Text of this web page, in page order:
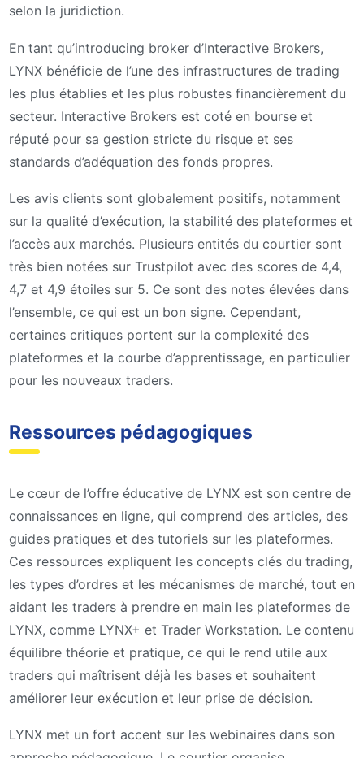
selon la juridiction.
En tant qu’introducing broker d’Interactive Brokers,
LYNX bénéficie de l’une des infrastructures de trading
les plus établies et les plus robustes financièrement du
secteur. Interactive Brokers est coté en bourse et
réputé pour sa gestion stricte du risque et ses
standards d’adéquation des fonds propres.
Les avis clients sont globalement positifs, notamment
sur la qualité d’exécution, la stabilité des plateformes et
l’accès aux marchés. Plusieurs entités du courtier sont
très bien notées sur Trustpilot avec des scores de 4,4,
4,7 et 4,9 étoiles sur 5. Ce sont des notes élevées dans
l’ensemble, ce qui est un bon signe. Cependant,
certaines critiques portent sur la complexité des
plateformes et la courbe d’apprentissage, en particulier
pour les nouveaux traders.
Ressources pédagogiques
Le cœur de l’offre éducative de LYNX est son centre de
connaissances en ligne, qui comprend des articles, des
guides pratiques et des tutoriels sur les plateformes.
Ces ressources expliquent les concepts clés du trading,
les types d’ordres et les mécanismes de marché, tout en
aidant les traders à prendre en main les plateformes de
LYNX, comme LYNX+ et Trader Workstation. Le contenu
équilibre théorie et pratique, ce qui le rend utile aux
traders qui maîtrisent déjà les bases et souhaitent
améliorer leur exécution et leur prise de décision.
LYNX met un fort accent sur les webinaires dans son